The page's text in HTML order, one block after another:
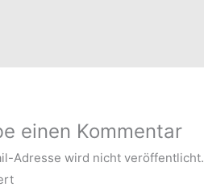
einen Kommentar
Adresse wird nicht veröffentlicht.